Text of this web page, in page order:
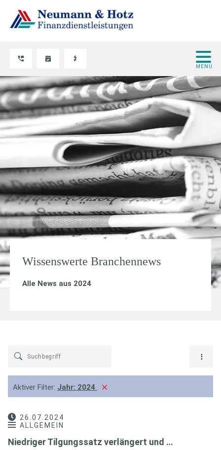
Wissenswerte Branchennews
Alle News aus 2024
Aktiver Filter: Jahr: 2024
26.07.2024
ALLGEMEIN
Niedriger Tilgungssatz verlängert und …